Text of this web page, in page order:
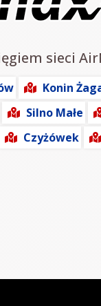
sieci
Konin
Silno Małe
Czyżówek